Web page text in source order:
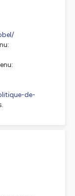
de-